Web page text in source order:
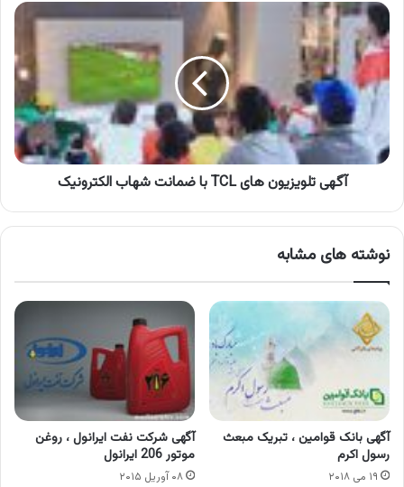
آگهی
تلویزیون
های
TCL
با
ضمانت
شهاب
الکترونیک
آگهی تلویزیون های TCL با ضمانت شهاب الکترونیک
نوشته های مشابه
آگهی بانک قوامین ، تبریک مبعث
رسول اکرم
۱۹ می ۲۰۱۸
آگهی شرکت نفت ایرانول ، روغن
موتور 206 ایرانول
۰۸ آوریل ۲۰۱۵